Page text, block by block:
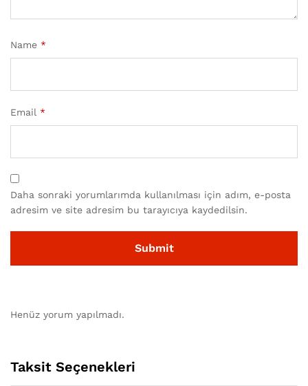
Name *
Email *
Daha sonraki yorumlarımda kullanılması için adım, e-posta
adresim ve site adresim bu tarayıcıya kaydedilsin.
Henüz yorum yapılmadı.
Taksit Seçenekleri